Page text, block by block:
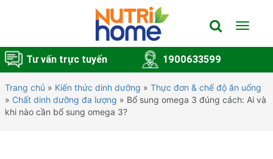
Toggle
Tư vấn trực tuyến 1900633599
Trang chủ » Kiến thức dinh dưỡng » Thực đơn & chế độ ăn uống
» Chất dinh dưỡng đa lượng » Bổ sung omega 3 đúng cách: Ai và
khi nào cần bổ sung omega 3?